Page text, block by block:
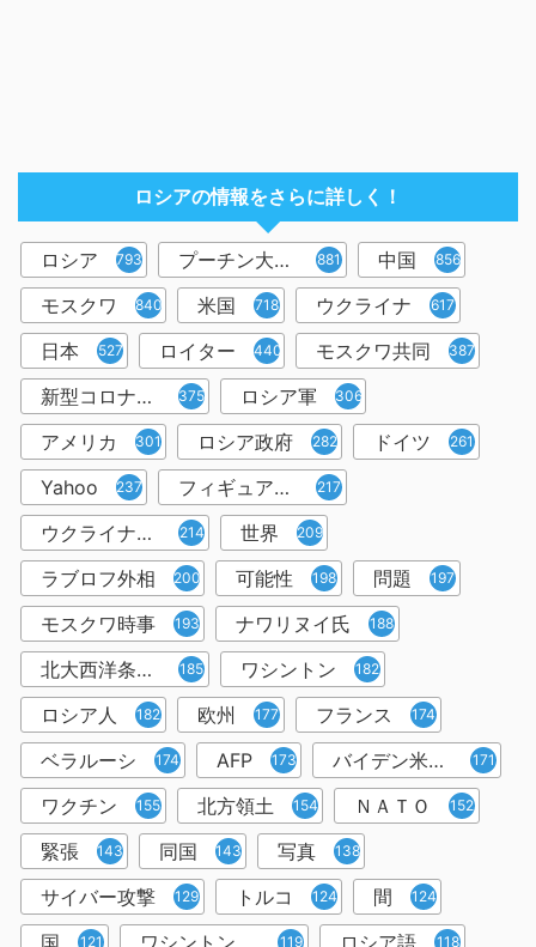
ロシアの情報をさらに詳しく！
ロシア 7932 プーチン大統領 881 中国 856
モスクワ 840 米国 718 ウクライナ 617
日本 527 ロイター 440 モスクワ共同 387
新型コロナウイルス 375 ロシア軍 306
アメリカ 301 ロシア政府 282 ドイツ 261
Yahoo 237 フィギュアスケート 217
ウクライナ情勢 214 世界 209
ラブロフ外相 200 可能性 198 問題 197
モスクワ時事 193 ナワリヌイ氏 188
北大西洋条約機構 185 ワシントン 182
ロシア人 182 欧州 177 フランス 174
ベラルーシ 174 AFP 173 バイデン米大統領 171
ワクチン 155 北方領土 154 ＮＡＴＯ 152
緊張 143 同国 143 写真 138
サイバー攻撃 129 トルコ 124 間 124
国 121 119 ロシア語 118